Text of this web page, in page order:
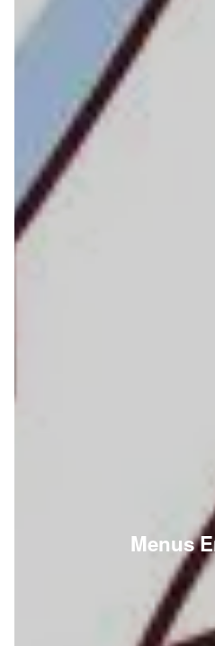
Menus